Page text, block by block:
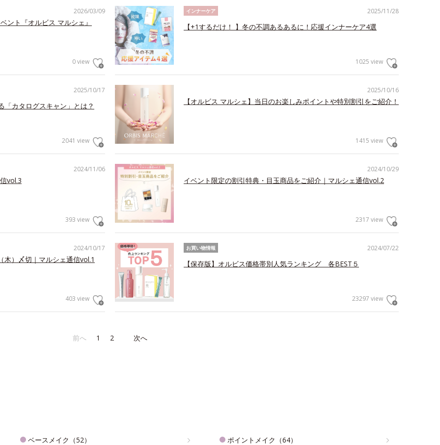
2026/03/09
ント『オルビス マルシェ』
0 view
2025/11/28
インナーケア
【+1するだけ！ 】冬の不調あるあるに！応援インナーケア4選
1025 view
2025/10/17
「カタログスキャン」とは？
2041 view
2025/10/16
【オルビス マルシェ】当日のお楽しみポイントや特別割引をご紹介！
1415 view
2024/11/06
vol.3
393 view
2024/10/29
イベント限定の割引特典・目玉商品をご紹介｜マルシェ通信vol.2
2317 view
2024/10/17
）〆切｜マルシェ通信vol.1
403 view
2024/07/22
お買い物情報
【保存版】オルビス価格帯別人気ランキング 各BEST５
23297 view
前へ 1 2 次へ
ベースメイク（52） ポイントメイク（64）